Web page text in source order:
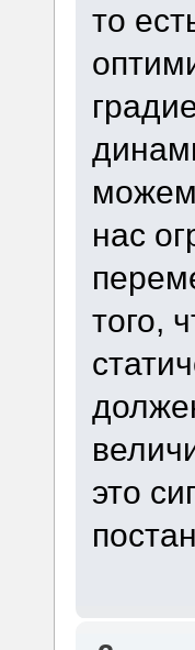
то
можем
нас
того,
это